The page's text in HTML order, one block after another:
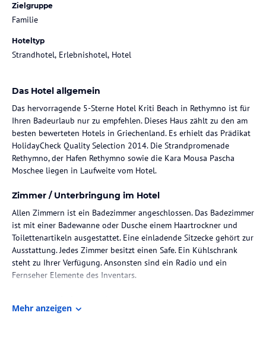
Zielgruppe
Familie
Hoteltyp
Strandhotel, Erlebnishotel, Hotel
Das Hotel allgemein
Das hervorragende 5-Sterne Hotel Kriti Beach in Rethymno ist für
Ihren Badeurlaub nur zu empfehlen. Dieses Haus zählt zu den am
besten bewerteten Hotels in Griechenland. Es erhielt das Prädikat
HolidayCheck Quality Selection 2014. Die Strandpromenade
Rethymno, der Hafen Rethymno sowie die Kara Mousa Pascha
Moschee liegen in Laufweite vom Hotel.
Zimmer / Unterbringung im Hotel
Allen Zimmern ist ein Badezimmer angeschlossen. Das Badezimmer
ist mit einer Badewanne oder Dusche einem Haartrockner und
Toilettenartikeln ausgestattet. Eine einladende Sitzecke gehört zur
Ausstattung. Jedes Zimmer besitzt einen Safe. Ein Kühlschrank
steht zu Ihrer Verfügung. Ansonsten sind ein Radio und ein
Fernseher Elemente des Inventars.
Mehr anzeigen